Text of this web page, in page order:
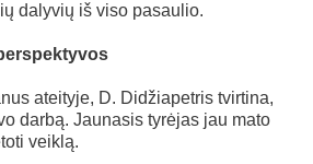
dalyvių iš viso pasaulio.
ateityje, D. Didžiapetris tvirtina,
darbą. Jaunasis tyrėjas jau mato
veiklą.